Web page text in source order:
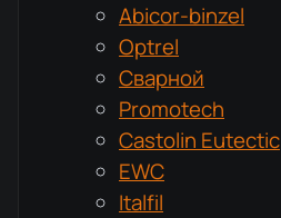
Abicor-binzel
Optrel
Сварной
Promotech
Castolin Eutectic
EWC
Italfil